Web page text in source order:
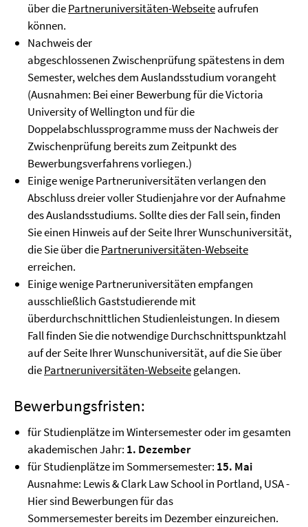
über diePartneruniversitäten-Webseiteaufrufen
können.
Nachweis der
abgeschlossenen Zwischenprüfung spätestens in dem
Semester, welches dem Auslandsstudium vorangeht
(Ausnahmen: Bei einer Bewerbung für die Victoria
University of Wellington und für die
Doppelabschlussprogramme muss der Nachweis der
Zwischenprüfung bereits zum Zeitpunkt des
Bewerbungsverfahrens vorliegen.)
Einige wenige Partneruniversitäten verlangen den
Abschluss dreier voller Studienjahre vor der Aufnahme
des Auslandsstudiums. Sollte dies der Fall sein, finden
Sie einen Hinweis auf der Seite Ihrer Wunschuniversität,
die Sie über diePartneruniversitäten-Webseite
erreichen.
Einige wenige Partneruniversitäten empfangen
ausschließlich Gaststudierende mit
überdurchschnittlichen Studienleistungen. In diesem
Fall finden Sie die notwendige Durchschnittspunktzahl
auf der Seite Ihrer Wunschuniversität, auf die Sie über
diePartneruniversitäten-Webseitegelangen.
Bewerbungsfristen:
für Studienplätze im Wintersemester oder im gesamten
akademischen Jahr: 1. Dezember
für Studienplätze im Sommersemester: 15. Mai
Ausnahme: Lewis & Clark Law School in Portland, USA -
Hier sind Bewerbungen für das
Sommersemester bereits im Dezember einzureichen.